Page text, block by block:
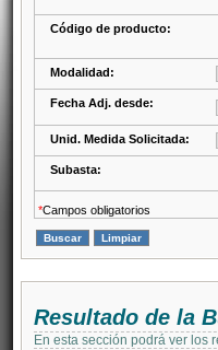
Código de producto:
Modalidad:
Fecha Adj. desde:
Unid. Medida Solicitada:
Subasta:
*Campos obligatorios
Resultado de la
En esta sección podrá ver los